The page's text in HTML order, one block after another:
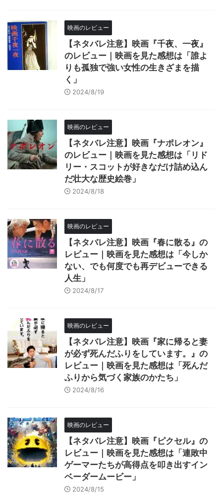
映画のレビュー
【ネタバレ注意】映画『千夜、一夜』
のレビュー｜映画を見た感想は「誰よ
りも孤独で強い女性の生きざまを描
く」
2024/8/19
映画のレビュー
【ネタバレ注意】映画『ナポレオン』
のレビュー｜映画を見た感想は「リド
リー・スコットが好きなだけ詰め込ん
だ壮大な歴史絵巻」
2024/8/18
映画のレビュー
【ネタバレ注意】映画『春に散る』の
レビュー｜映画を見た感想は「今しか
ない、でも何度でも再デビューできる
人生」
2024/8/17
映画のレビュー
【ネタバレ注意】映画『家に帰ると妻
が必ず死んだふりをしています。』の
レビュー｜映画を見た感想は「死んだ
ふりから気づく家族のかたち」
2024/8/16
映画のレビュー
【ネタバレ注意】映画『ピクセル』の
レビュー｜映画を見た感想は「連敗中
ゲーマーたちが高得点を叩き出すイン
ベーダームービー」
2024/8/15